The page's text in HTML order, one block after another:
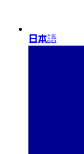
日本語